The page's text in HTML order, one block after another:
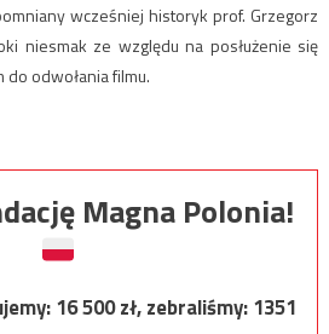
wcześniej historyk prof. Grzegorz
niesmak ze względu na posłużenie się
odwołania filmu.
Magna Polonia!
16 500zł, zebraliśmy:1351